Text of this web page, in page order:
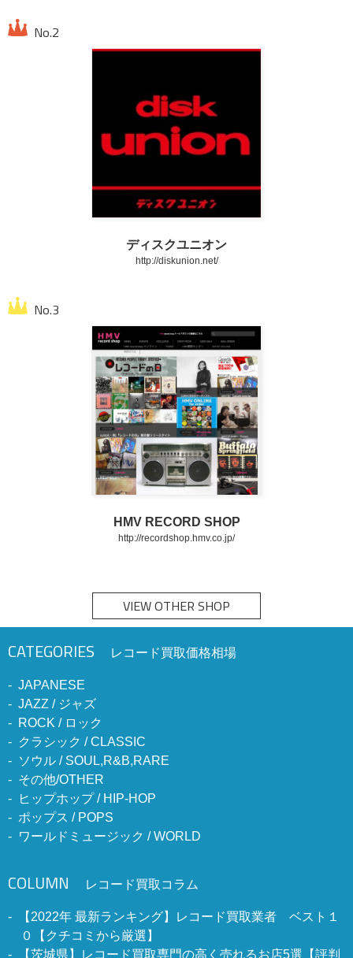
ディスクユニオン
http://diskunion.net/
HMV RECORD SHOP
http://recordshop.hmv.co.jp/
VIEW OTHER SHOP
CATEGORIES レコード買取価格相場
JAPANESE
JAZZ / ジャズ
ROCK / ロック
クラシック / CLASSIC
ソウル / SOUL,R&B,RARE
その他/OTHER
ヒップホップ / HIP-HOP
ポップス / POPS
ワールドミュージック / WORLD
COLUMN レコード買取コラム
【2022年 最新ランキング】レコード買取業者 ベスト１
０【クチコミから厳選】
【茨城県】レコード買取専門の高く売れるお店5選【評判